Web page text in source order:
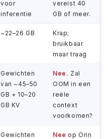
voor
inferentie
vereist 40
GB of meer.
~22–26 GB
Krap;
bruikbaar
maar traag
Gewichten
van ~45–50
GB + 10–20
GB KV
Nee. Zal
OOM in een
reële
context
voorkomen?
Gewichten
Nee op Orin